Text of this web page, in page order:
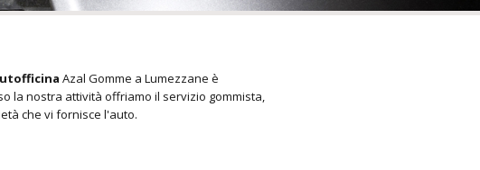
Azal Gomme a Lumezzane è
la nostra attività offriamo il servizio gommista,
che vi fornisce l'auto.